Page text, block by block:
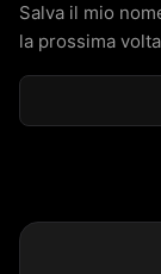
Salva il mio
la prossima